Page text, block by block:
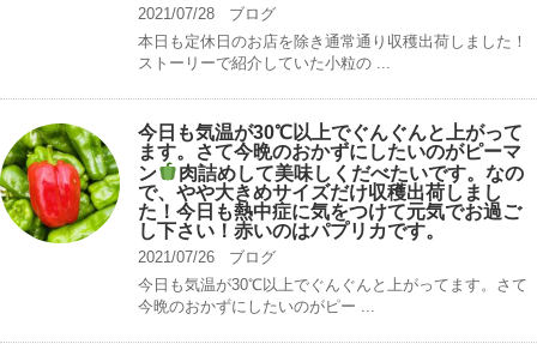
2021/07/28
ブログ
本日も定休日のお店を除き通常通り収穫出荷しました！
ストーリーで紹介していた小粒の ...
今日も気温が30℃以上でぐんぐんと上がって
ます。さて今晩のおかずにしたいのがピーマ
ン
肉詰めして美味しくだべたいです。なの
で、やや大きめサイズだけ収穫出荷しまし
た！今日も熱中症に気をつけて元気でお過ご
し下さい！赤いのはパプリカです。
2021/07/26
ブログ
今日も気温が30℃以上でぐんぐんと上がってます。さて
今晩のおかずにしたいのがピー ...